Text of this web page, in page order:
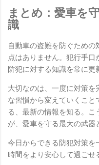
まとめ：愛車を
識
自動車の盗難を防ぐため
点はありません。犯行手
防犯に対する知識を常に更
大切なのは、一度に対策を
な習慣から変えていくこ
る、最新の情報を知る。
が、愛車を守る最大の武器
今日からできる防犯対策
時間をより安心して過ごせ